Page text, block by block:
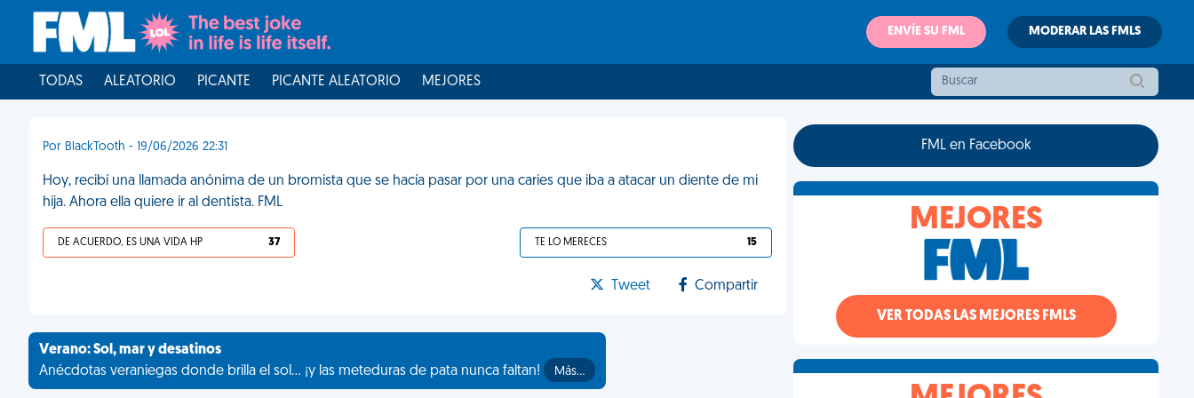
ENVÍE SU FML MODERAR LAS FMLS
TODAS ALEATORIO PICANTE PICANTE ALEATORIO MEJORES
Por BlackTooth - 19/06/2026 22:31
Hoy, recibí una llamada anónima de un bromista que se hacía pasar por una caries que iba a atacar un diente de mi
hija. Ahora ella quiere ir al dentista. FML
DE ACUERDO, ES UNA VIDA HP 37 TE LO MERECES 15
Tweet Compartir
Verano: Sol, mar y desatinos
Anécdotas veraniegas donde brilla el sol... ¡y las meteduras de pata nunca faltan!
Más…
FML en Facebook
MEJORES
VER TODAS LAS MEJORES FMLS